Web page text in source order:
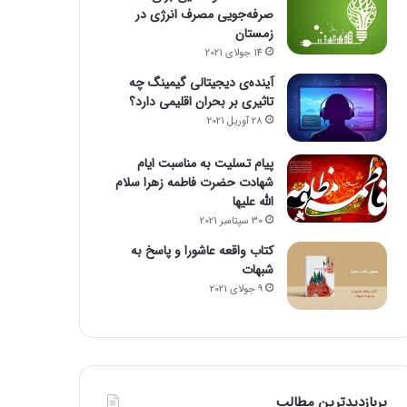
صرفه‌جویی مصرف انرژی در
زمستان
14 جولای 2021
آینده‌ی دیجیتالی گیمینگ چه
تاثیری بر بحران اقلیمی دارد؟
28 آوریل 2021
پیام تسلیت به مناسبت ایام
شهادت حضرت فاطمه زهرا سلام
الله علیها
30 سپتامبر 2021
کتاب واقعه عاشورا و پاسخ به
شبهات
9 جولای 2021
پربازدیدترین مطالب